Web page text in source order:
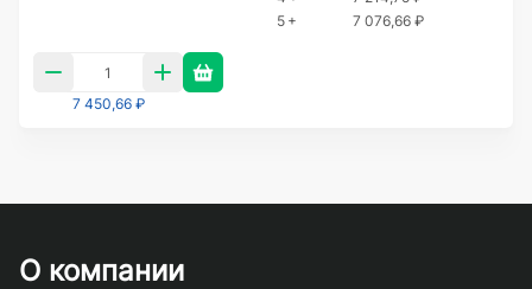
5 +
7 076,66 ₽
7 450,66 ₽
О компании